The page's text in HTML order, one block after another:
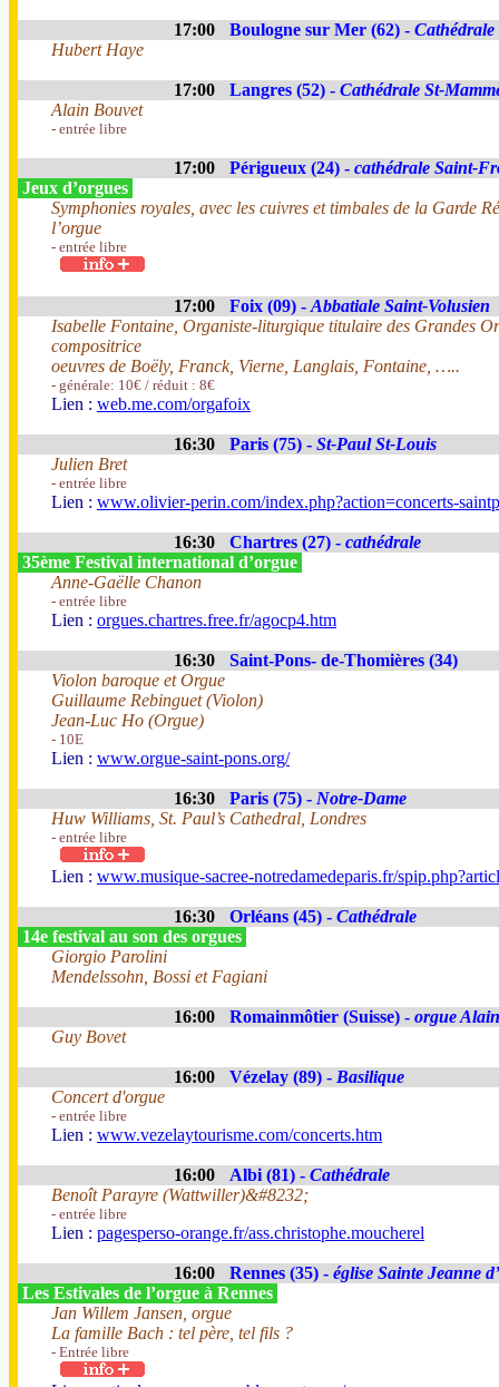
17:00 Boulogne sur Mer (62) - Cathédrale
Hubert Haye
17:00 Langres (52) - Cathédrale St-
Alain Bouvet
- entrée libre
17:00 Périgueux (24) - cathédrale Saint-
Jeux d’orgues
Symphonies royales, avec les cuivres et timbales de la Garde
l’orgue
- entrée libre
17:00 Foix (09) - Abbatiale Saint-Volusien
Isabelle Fontaine, Organiste-liturgique titulaire des Grandes
compositrice
oeuvres de Boëly, Franck, Vierne, Langlais, Fontaine, …..
- générale: 10€ / réduit : 8€
Lien : web.me.com/orgafoix
16:30 Paris (75) - St-Paul St-Louis
Julien Bret
- entrée libre
Lien : www.olivier-perin.com/index.php?action=concerts-
16:30 Chartres (27) - cathédrale
35ème Festival international d’orgue
Anne-Gaëlle Chanon
- entrée libre
Lien : orgues.chartres.free.fr/agocp4.htm
16:30
Saint-Pons- de-Thomières (34)
Violon baroque et Orgue
Guillaume Rebinguet (Violon)
Jean-Luc Ho (Orgue)
- 10E
Lien : www.orgue-saint-pons.org/
16:30 Paris (75) - Notre-Dame
Huw Williams, St. Paul’s Cathedral, Londres
- entrée libre
Lien : www.musique-sacree-notredamedeparis.fr/
16:30 Orléans (45) - Cathédrale
14e festival au son des orgues
Giorgio Parolini
Mendelssohn, Bossi et Fagiani
16:00 Romainmôtier (Suisse) - orgue Alain
Guy Bovet
16:00 Vézelay (89) - Basilique
Concert d'orgue
- entrée libre
Lien : www.vezelaytourisme.com/concerts.htm
16:00 Albi (81) - Cathédrale
Benoît Parayre (Wattwiller)&#8232;
- entrée libre
Lien : pagesperso-orange.fr/ass.christophe.moucherel
16:00 Rennes (35) - église Sainte Jeanne
Les Estivales de l’orgue à Rennes
Jan Willem Jansen, orgue
La famille Bach : tel père, tel fils ?
- Entrée libre